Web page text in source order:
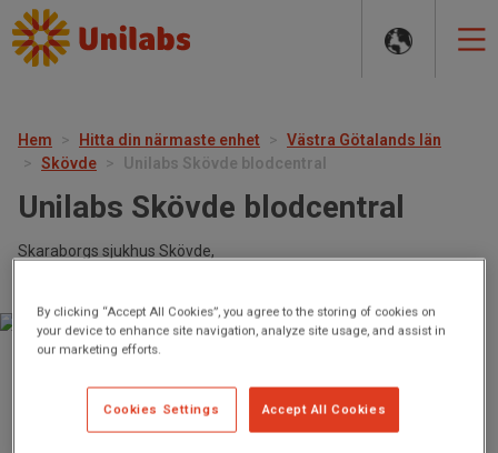
NAVIGATION
Hem Hitta din närmaste enhet
Västra Götalands län
Skövde
Unilabs Skövde blodcentral
Unilabs Skövde blodcentral
Skaraborgs sjukhus Skövde,
By clicking “Accept All Cookies”, you agree to the storing of cookies on
your device to enhance site navigation, analyze site usage, and assist in
our marketing efforts.
Accept All Cookies
Cookies Settings